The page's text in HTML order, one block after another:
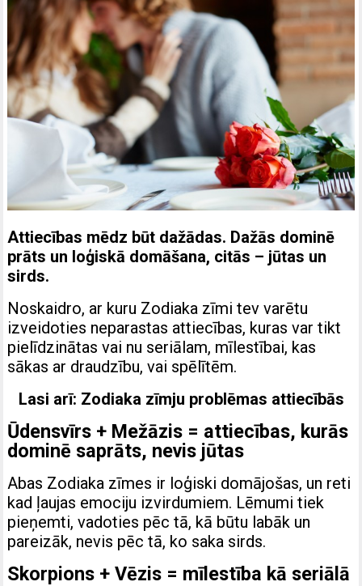
Attiecības mēdz būt dažādas. Dažās dominē
prāts un loģiskā domāšana, citās – jūtas un
sirds.
Noskaidro, ar kuru Zodiaka zīmi tev varētu
izveidoties neparastas attiecības, kuras var tikt
pielīdzinātas vai nu seriālam, mīlestībai, kas
sākas ar draudzību, vai spēlītēm.
Lasi arī: Zodiaka zīmju problēmas attiecībās
Ūdensvīrs + Mežāzis = attiecības, kurās
dominē saprāts, nevis jūtas
Abas Zodiaka zīmes ir loģiski domājošas, un reti
kad ļaujas emociju izvirdumiem. Lēmumi tiek
pieņemti, vadoties pēc tā, kā būtu labāk un
pareizāk, nevis pēc tā, ko saka sirds.
Skorpions + Vēzis = mīlestība kā seriālā